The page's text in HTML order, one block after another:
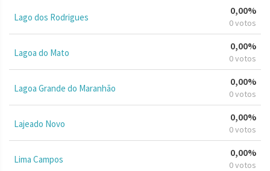
Lago dos Rodrigues
0,00%
0 votos
Lagoa do Mato
0,00%
0 votos
Lagoa Grande do Maranhão
0,00%
0 votos
Lajeado Novo
0,00%
0 votos
Lima Campos
0,00%
0 votos